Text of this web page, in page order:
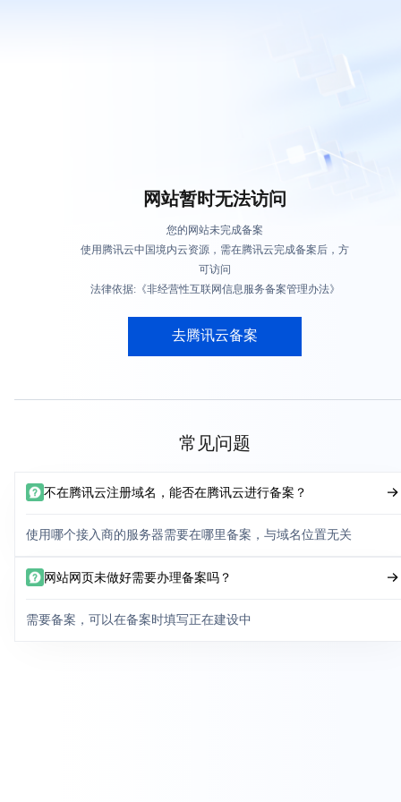
网站暂时无法访问
您的网站未完成备案
使用腾讯云中国境内云资源，需在腾讯云完成备案后，方
可访问
法律依据:《非经营性互联网信息服务备案管理办法》
去腾讯云备案
常见问题
不在腾讯云注册域名，能否在腾讯云进行备案？
使用哪个接入商的服务器需要在哪里备案，与域名位置无关
网站网页未做好需要办理备案吗？
需要备案，可以在备案时填写正在建设中